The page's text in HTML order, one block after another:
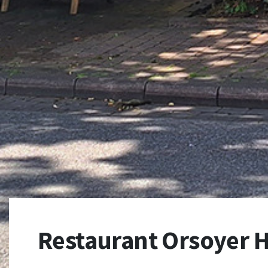
Restaurant Orsoyer